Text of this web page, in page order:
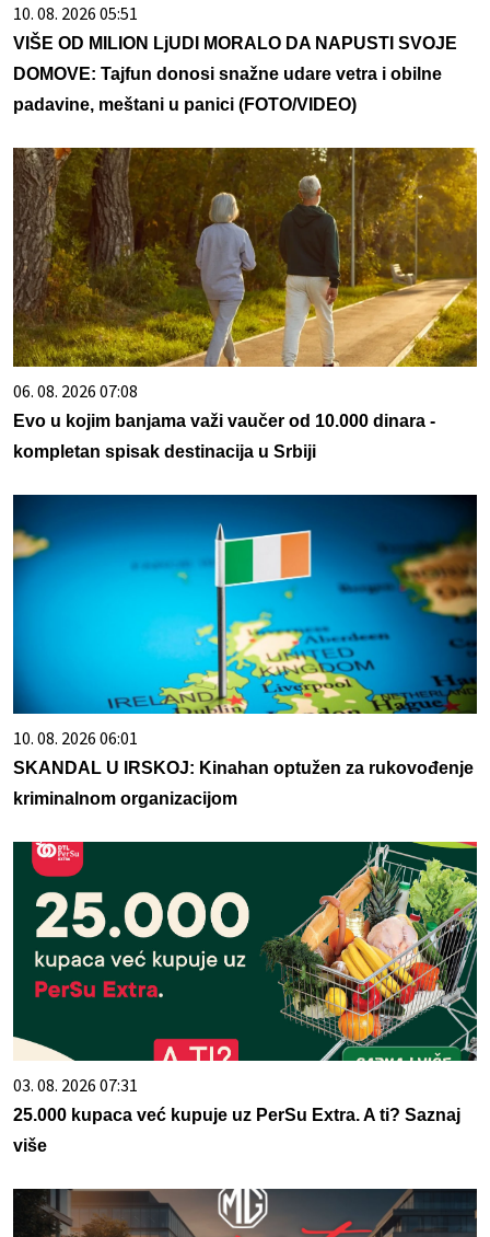
10. 08. 2026 05:51
VIŠE OD MILION LjUDI MORALO DA NAPUSTI SVOJE
DOMOVE: Tajfun donosi snažne udare vetra i obilne
padavine, meštani u panici (FOTO/VIDEO)
06. 08. 2026 07:08
Evo u kojim banjama važi vaučer od 10.000 dinara -
kompletan spisak destinacija u Srbiji
10. 08. 2026 06:01
SKANDAL U IRSKOJ: Kinahan optužen za rukovođenje
kriminalnom organizacijom
03. 08. 2026 07:31
25.000 kupaca već kupuje uz PerSu Extra. A ti? Saznaj
više